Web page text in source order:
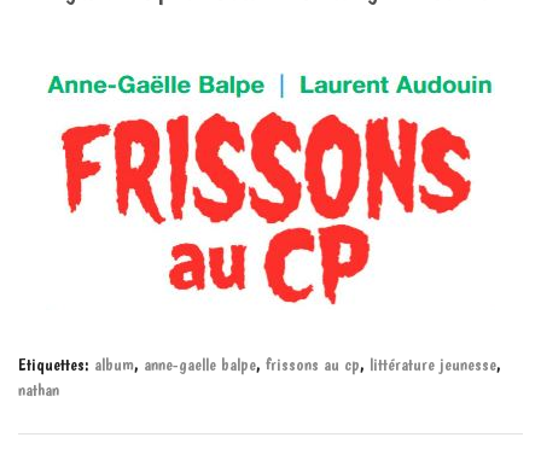
Etiquettes: album, anne-gaelle balpe, frissons au cp, littérature jeunesse,
nathan